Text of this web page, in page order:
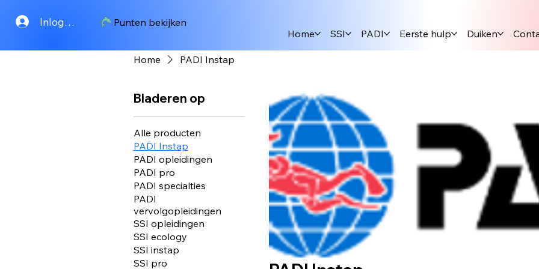
Inloggen
Punten bekijken
Home
SSI PADI Eerste hulp Duiken
Home PADI Instap
Bladeren op
Alle producten
PADI Instap
PADI opleidingen
PADI pro
PADI specialties
PADI
vervolgopleidingen
SSI opleidingen
SSI ecology
SSI instap
SSI pro